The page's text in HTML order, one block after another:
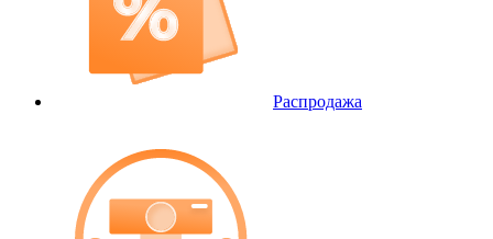
Распродажа